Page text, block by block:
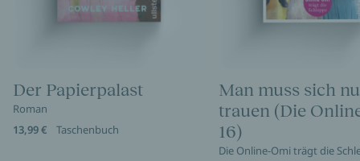
Der Papierpalast
Roman
13,99 €
Taschenbuch
Man muss sich
trauen (Die
16)
Die Online-Omi trägt die